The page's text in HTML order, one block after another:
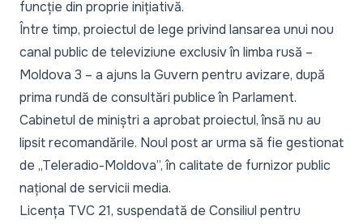
funcție din proprie inițiativă.
Între timp, proiectul de lege privind lansarea unui nou
canal public de televiziune exclusiv în limba rusă –
Moldova 3 – a ajuns la Guvern pentru avizare, după
prima rundă de consultări publice în Parlament.
Cabinetul de miniștri a aprobat proiectul, însă nu au
lipsit recomandările. Noul post ar urma să fie gestionat
de „Teleradio-Moldova”, în calitate de furnizor public
național de servicii media.
Licența TVC 21, suspendată de Consiliul pentru